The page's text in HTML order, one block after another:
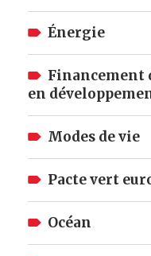
Énergie
Financement
en
Modes de vie
Pacte vert
Océan